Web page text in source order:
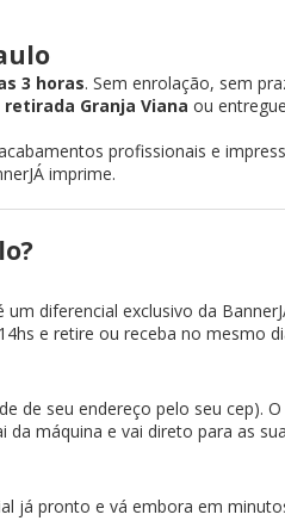
3 horas. Sem enrolação, sem
retirada Granja Viana ou
profissionais e
imprime.
diferencial exclusivo da
e retire ou receba no mesmo
de seu endereço pelo seu cep).
da máquina e vai direto para as
já pronto e vá embora em